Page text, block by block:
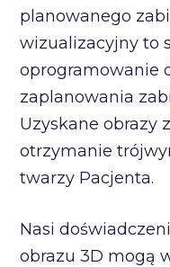
planowanego
wizualizacyjny to
oprogramowanie
zaplanowania
Uzyskane obrazy
otrzymanie
twarzy Pacjenta.
Nasi
obrazu 3D mogą